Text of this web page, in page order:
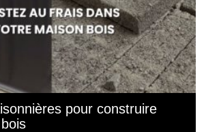
pour construire